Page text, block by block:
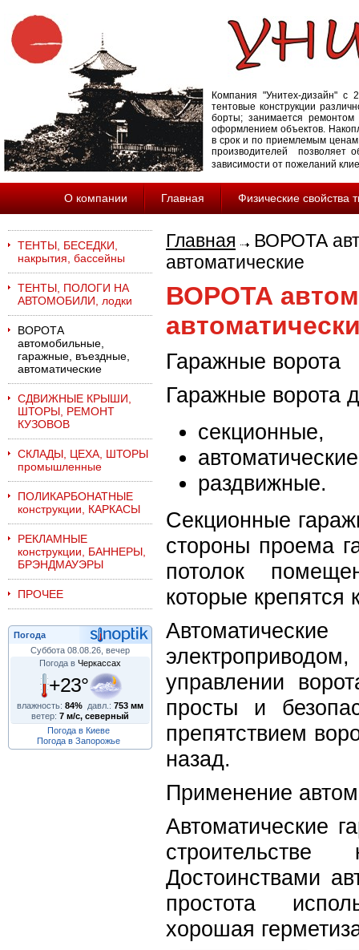
Компания "Унитех-дизайн" с
тентовые конструкции
борты; занимается ремонтом
оформлением объектов.
в срок и по приемлемым
производителей позволяет
зависимости от пожеланий
О компании Главная Физические свойства
ТЕНТЫ, БЕСЕДКИ,
накрытия, бассейны
ТЕНТЫ, ПОЛОГИ НА
АВТОМОБИЛИ, лодки
ВОРОТА
автомобильные,
гаражные, въездные,
автоматические
СДВИЖНЫЕ КРЫШИ,
ШТОРЫ, РЕМОНТ
КУЗОВОВ
СКЛАДЫ, ЦЕХА, ШТОРЫ
промышленные
ПОЛИКАРБОНАТНЫЕ
конструкции, КАРКАСЫ
РЕКЛАМНЫЕ
конструкции, БАННЕРЫ,
БРЭНДМАУЭРЫ
ПРОЧЕЕ
Погода
Суббота 08.08.26, вечер
Погода в Черкассах
+23°
влажность: 84% давл.: 753 мм
ветер: 7 м/с, северный
Погода в Киеве
Погода в Запорожье
Главная
ВОРОТА
автоматические
ВОРОТА
Гаражные ворота
Гаражные ворота
секционные,
раздвижные.
Секционные
стороны проема
потолок
которые крепятся
управлении
просты и
препятствием
назад.
Применение
Автоматические
Достоинствами
простота
хорошая